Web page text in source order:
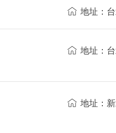
地址：
地址：
地址：